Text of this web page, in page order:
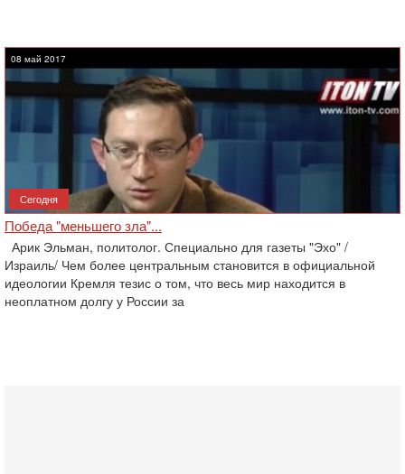
08 май 2017
Сегодня
Победа "меньшего зла"...
Арик Эльман, политолог. Специально для газеты "Эхо" /
Израиль/ Чем более центральным становится в официальной
идеологии Кремля тезис о том, что весь мир находится в
неоплатном долгу у России за